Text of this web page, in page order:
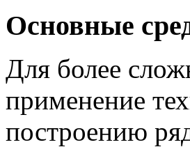
Основные
Для более
применение
построению